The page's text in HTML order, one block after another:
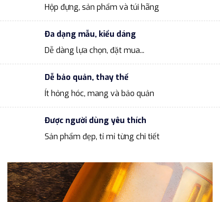
Hộp đựng, sản phẩm và túi hãng
Đa dạng mẫu, kiểu dáng
Dễ dàng lựa chọn, đặt mua...
Dễ bảo quản, thay thế
Ít hỏng hóc, mang và bảo quản
Được người dùng yêu thích
Sản phẩm đẹp, tỉ mỉ từng chi tiết